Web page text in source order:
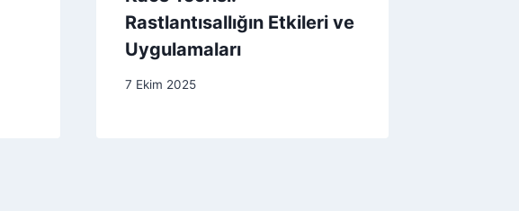
Rastlantısallığın Etkileri ve
Uygulamaları
7 Ekim 2025